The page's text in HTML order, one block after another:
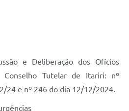
e Deliberação dos Ofícios
Conselho Tutelar de Itariri: nº
24 e nº 246 do dia 12/12/2024.